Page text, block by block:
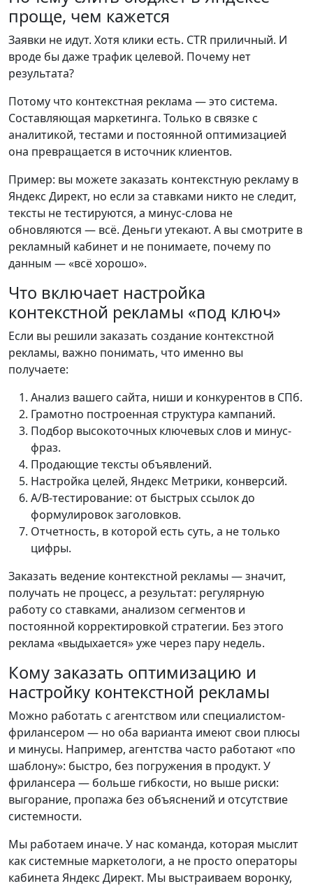
проще, чем кажется
Заявки не идут. Хотя клики есть. CTR приличный. И
вроде бы даже трафик целевой. Почему нет
результата?
Потому что контекстная реклама — это система.
Составляющая маркетинга. Только в связке с
аналитикой, тестами и постоянной оптимизацией
она превращается в источник клиентов.
Пример: вы можете заказать контекстную рекламу в
Яндекс Директ, но если за ставками никто не следит,
тексты не тестируются, а минус-слова не
обновляются — всё. Деньги утекают. А вы смотрите в
рекламный кабинет и не понимаете, почему по
данным — «всё хорошо».
Что включает настройка
контекстной рекламы «под ключ»
Если вы решили заказать создание контекстной
рекламы, важно понимать, что именно вы
получаете:
Анализ вашего сайта, ниши и конкурентов в СПб.
Грамотно построенная структура кампаний.
Подбор высокоточных ключевых слов и минус-
фраз.
Продающие тексты объявлений.
Настройка целей, Яндекс Метрики, конверсий.
A/B-тестирование: от быстрых ссылок до
формулировок заголовков.
Отчетность, в которой есть суть, а не только
цифры.
Заказать ведение контекстной рекламы — значит,
получать не процесс, а результат: регулярную
работу со ставками, анализом сегментов и
постоянной корректировкой стратегии. Без этого
реклама «выдыхается» уже через пару недель.
Кому заказать оптимизацию и
настройку контекстной рекламы
Можно работать с агентством или специалистом-
фрилансером — но оба варианта имеют свои плюсы
и минусы. Например, агентства часто работают «по
шаблону»: быстро, без погружения в продукт. У
фрилансера — больше гибкости, но выше риски:
выгорание, пропажа без объяснений и отсутствие
системности.
Мы работаем иначе. У нас команда, которая мыслит
как системные маркетологи, а не просто операторы
кабинета Яндекс Директ. Мы выстраиваем воронку,